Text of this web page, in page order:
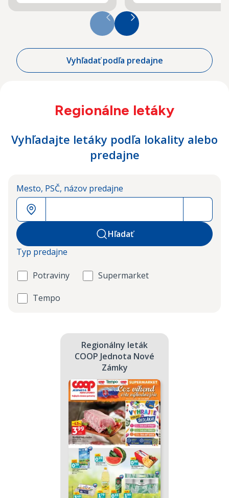
Vyhľadať podľa predajne
Regionálne letáky
Vyhľadajte letáky podľa lokality alebo
predajne
M‍e‍s‍t‍o‍,‍ ‍P‍S‍Č‍,‍ ‍n‍á‍z‍o‍v‍ ‍p‍r‍e‍d‍a‍j‍n‍e‍
Hľadať
Typ predajne
Potraviny
Supermarket
Tempo
Regionálny leták
COOP Jednota Nové
Zámky